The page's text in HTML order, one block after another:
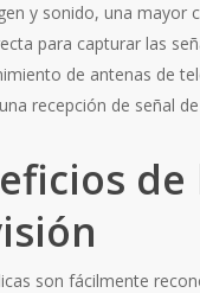
y sonido, una
para capturar las
de antenas de
recepción de señal
son fácilmente